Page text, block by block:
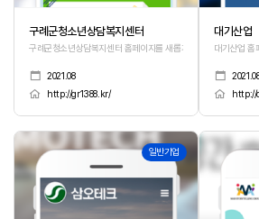
구례군청소년상담복지센터
구례군청소년상담복지센터 홈페이지를 새롭게 오픈하였습니다.
2021.08
http://gr1388.kr/
대기산업
대기산업 홈
http://
355 일반기업